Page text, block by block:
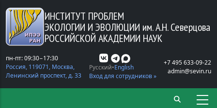
Перейти к основному содержанию
ИНСТИТУТ ПРОБЛЕМ
ЭКОЛОГИИ И ЭВОЛЮЦИИ им. А.Н. Северцова
РОССИЙСКОЙ АКАДЕМИИ НАУК
пн-пт: 09:30−17:30
Россия, 119071, Москва,
Ленинский проспект, д. 33
Русский English
Вход для сотрудников »
+7 495 633-09-22
admin@sevin.ru